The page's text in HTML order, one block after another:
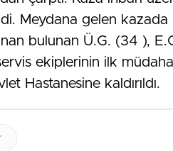
Meydana gelen kazada
bulunan Ü.G. (34 ),
ekiplerinin ilk
Hastanesine kaldırıldı.